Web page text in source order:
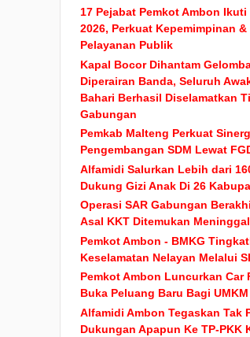
17 Pejabat Pemkot Ambon Ikuti
2026, Perkuat Kepemimpinan
Pelayanan Publik
Kapal Bocor Dihantam
Diperairan Banda, Seluruh
Bahari Berhasil Diselamatkan
Gabungan
Pemkab Malteng Perkuat
Pengembangan SDM Lewat
Alfamidi Salurkan Lebih dari
Dukung Gizi Anak Di 26
Operasi SAR Gabungan
Asal KKT Ditemukan
Pemkot Ambon - BMKG
Keselamatan Nelayan Melalui
Pemkot Ambon Luncurkan Car
Buka Peluang Baru Bagi UMKM
Alfamidi Ambon Tegaskan Tak
Dukungan Apapun Ke TP-PKK